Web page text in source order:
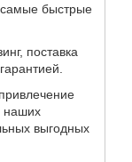
быстрые
поставка
наших
выгодных